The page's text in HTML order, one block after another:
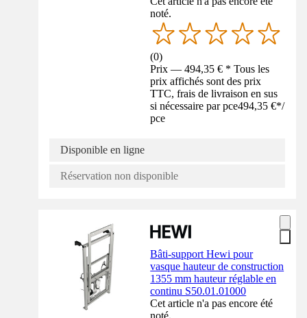
noté.
(0)
Prix — 494,35 € * Tous les
prix affichés sont des prix
TTC, frais de livraison en sus
si nécessaire par pce494,35 €*/
pce
Disponible en ligne
Réservation non disponible
Bâti-support Hewi pour
vasque hauteur de construction
1355 mm hauteur réglable en
continu S50.01.01000
Cet article n'a pas encore été